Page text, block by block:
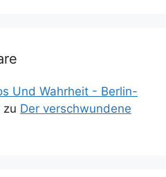
Und Wahrheit - Berlin-
zu Der verschwundene